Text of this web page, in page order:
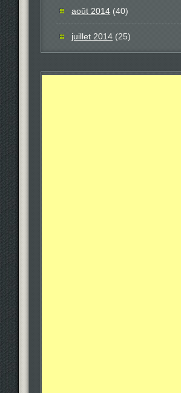
août 2014 (40)
juillet 2014 (25)